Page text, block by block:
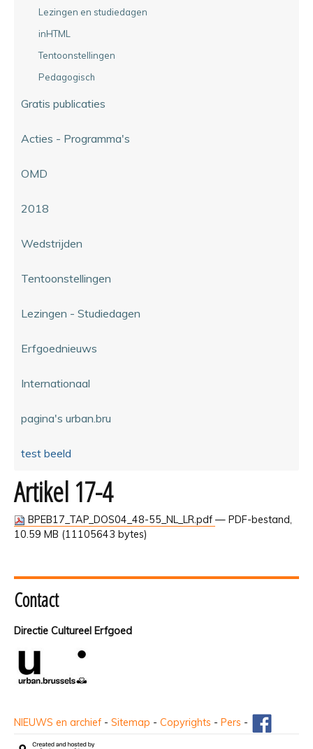
Lezingen en studiedagen
inHTML
Tentoonstellingen
Pedagogisch
Gratis publicaties
Acties - Programma's
OMD
2018
Wedstrijden
Tentoonstellingen
Lezingen - Studiedagen
Erfgoednieuws
Internationaal
pagina's urban.bru
test beeld
Artikel 17-4
BPEB17_TAP_DOS04_48-55_NL_LR.pdf — PDF-bestand,
10.59 MB (11105643 bytes)
Contact
Directie Cultureel Erfgoed
NIEUWS en archief - Sitemap - Copyrights - Pers -